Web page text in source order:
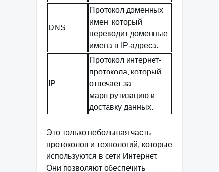
DNS
Протокол доменных
имен, который
переводит доменные
имена в IP-адреса.
IP
Протокол интернет-
протокола, который
отвечает за
маршрутизацию и
доставку данных.
Это только небольшая часть
протоколов и технологий, которые
используются в сети Интернет.
Они позволяют обеспечить